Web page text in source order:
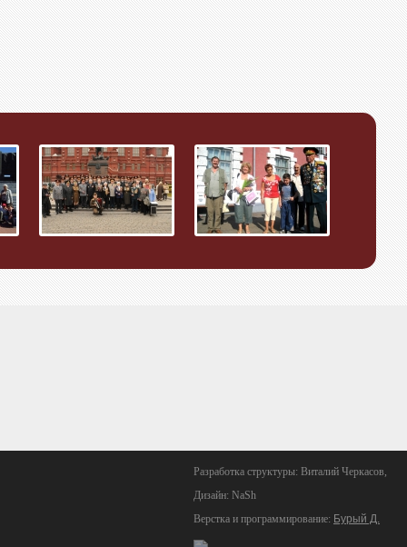
Разработка структуры: Виталий Черкасов,
Дизайн: NaSh
Верстка и программирование: Бурый Д.